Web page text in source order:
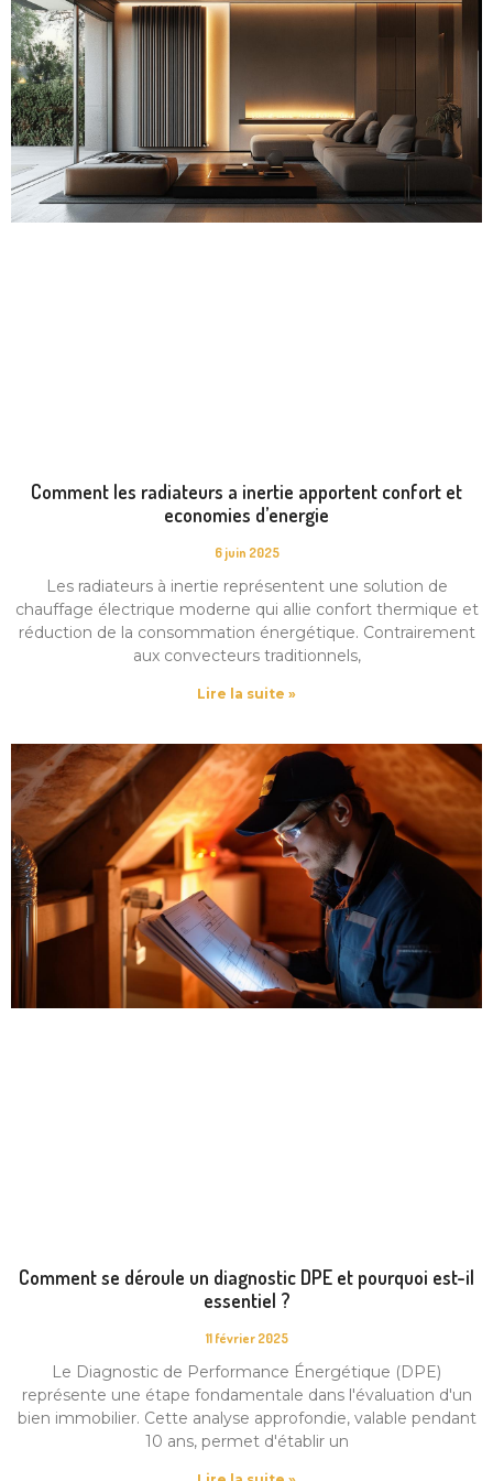
Comment les radiateurs a inertie apportent confort et
economies d’energie
6 juin 2025
Les radiateurs à inertie représentent une solution de
chauffage électrique moderne qui allie confort thermique et
réduction de la consommation énergétique. Contrairement
aux convecteurs traditionnels,
Lire la suite »
Comment se déroule un diagnostic DPE et pourquoi est-il
essentiel ?
11 février 2025
Le Diagnostic de Performance Énergétique (DPE)
représente une étape fondamentale dans l'évaluation d'un
bien immobilier. Cette analyse approfondie, valable pendant
10 ans, permet d'établir un